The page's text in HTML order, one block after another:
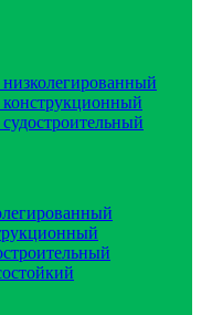
конструкционный